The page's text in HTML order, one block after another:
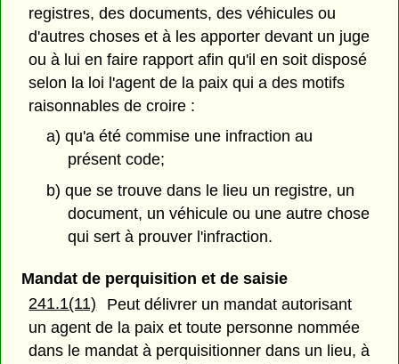
registres, des documents, des véhicules ou
d'autres choses et à les apporter devant un juge
ou à lui en faire rapport afin qu'il en soit disposé
selon la loi l'agent de la paix qui a des motifs
raisonnables de croire :
a) qu'a été commise une infraction au
présent code;
b) que se trouve dans le lieu un registre, un
document, un véhicule ou une autre chose
qui sert à prouver l'infraction.
Mandat de perquisition et de saisie
241.1(11)
Peut délivrer un mandat autorisant
un agent de la paix et toute personne nommée
dans le mandat à perquisitionner dans un lieu, à